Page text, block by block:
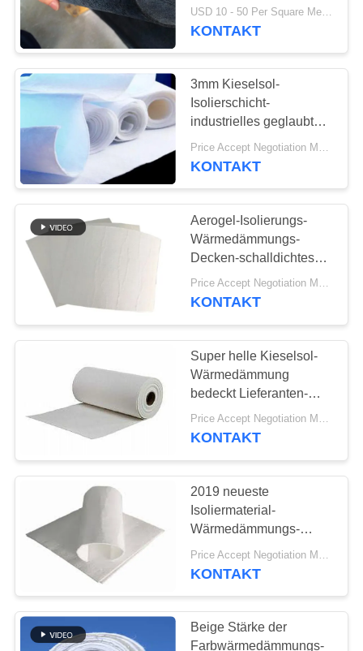
FORDERN
SIE EIN
ZITAT
SITEMAP
PRIVACY
POLICY
KONTAKT
3mm Kieselsol-
Isolierschicht-
industrielles geglaubtes
Gewebe für
Wärmedämmung
Price Accept Negotiation MOQ:eine Rolle
KONTAKT
Aerogel-Isolierungs-
Wärmedämmungs-
Decken-schalldichtes
Kieselsol
Price Accept Negotiation MOQ:eine Rolle
KONTAKT
Super helle Kieselsol-
Wärmedämmung
bedeckt Lieferanten-
hydrophobe Matte
Price Accept Negotiation MOQ:eine Rolle
KONTAKT
2019 neueste
Isoliermaterial-
Wärmedämmungs-
Kieselsol-Filze für
industrielles Feld
KONTAKT
Beige Stärke der
Farbwärmedämmungs-